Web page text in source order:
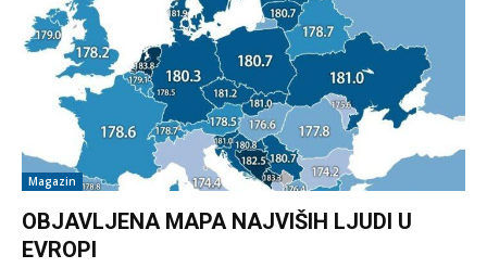
Magazin
OBJAVLJENA MAPA NAJVIŠIH LJUDI U
EVROPI